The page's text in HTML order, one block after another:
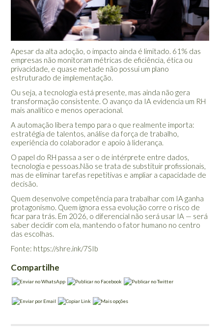
Apesar da alta adoção, o impacto ainda é limitado. 61% das
empresas não monitoram métricas de eficiência, ética ou
privacidade, e quase metade não possui um plano
estruturado de implementação.
Ou seja, a tecnologia está presente, mas ainda não gera
transformação consistente. O avanço da IA evidencia um RH
mais analítico e menos operacional.
A automação libera tempo para o que realmente importa:
estratégia de talentos, análise da força de trabalho,
experiência do colaborador e apoio à liderança.
O papel do RH passa a ser o de intérprete entre dados,
tecnologia e pessoas.Não se trata de substituir profissionais,
mas de eliminar tarefas repetitivas e ampliar a capacidade de
decisão.
Quem desenvolve competência para trabalhar com IA ganha
protagonismo. Quem ignora essa evolução corre o risco de
ficar para trás. Em 2026, o diferencial não será usar IA — será
saber decidir com ela, mantendo o fator humano no centro
das escolhas.
Fonte: https://shre.ink/7SIb
Compartilhe